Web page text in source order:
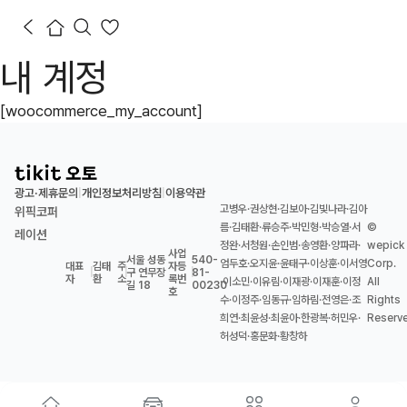
내 계정
[woocommerce_my_account]
광고·제휴문의 개인정보처리방침 이용약관
위픽코퍼
레이션
대표
자
|김태
환
주
소|
서울 성동
구 연무장
길 18
사업
자등
록번
호
|
540-
81-
00230
고병우·권상현·김보아·김빛나라·김아
름·김태환·류승주·박민형·박승열·서
정완·서청원·손인범·송영환·양파라·
엄두호·오지윤·윤태구·이상훈·이서영
·이소민·이유림·이재광·이재훈·이정
수·이정주·임동규·임하림·전영은·조
희연·최윤성·최윤아·한광복·허민우·
허성덕·홍문화·황창하
©
wepick
Corp.
All
Rights